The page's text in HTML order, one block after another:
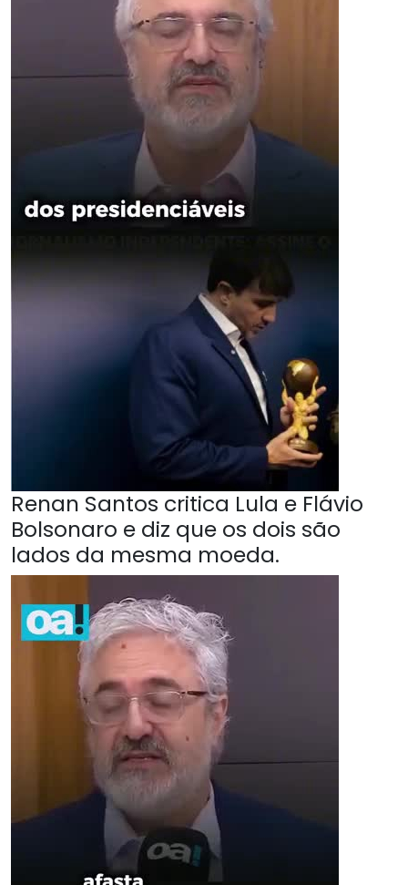
Renan Santos critica Lula e Flávio
Bolsonaro e diz que os dois são
lados da mesma moeda.